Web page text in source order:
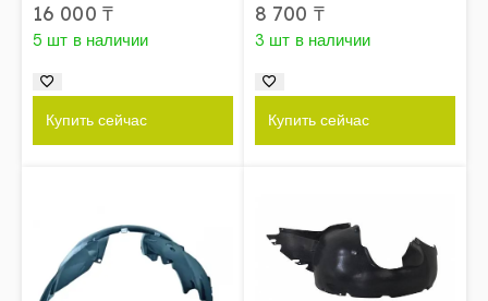
16 000 ₸
5 шт в наличии
Купить сейчас
8 700 ₸
3 шт в наличии
Купить сейчас